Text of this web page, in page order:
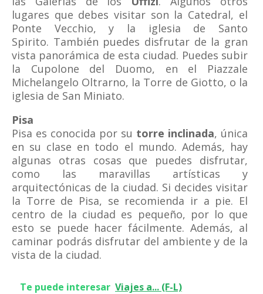
lugares que debes visitar son la Catedral, el
Ponte Vecchio, y la iglesia de Santo
Spirito. También puedes disfrutar de la gran
vista panorámica de esta ciudad. Puedes subir
la Cupolone del Duomo, en el Piazzale
Michelangelo Oltrarno, la Torre de Giotto, o la
iglesia de San Miniato.
Pisa
Pisa es conocida por su torre inclinada, única
en su clase en todo el mundo. Además, hay
algunas otras cosas que puedes disfrutar,
como las maravillas artísticas y
arquitectónicas de la ciudad. Si decides visitar
la Torre de Pisa, se recomienda ir a pie. El
centro de la ciudad es pequeño, por lo que
esto se puede hacer fácilmente. Además, al
caminar podrás disfrutar del ambiente y de la
vista de la ciudad.
Te puede interesar Viajes a... (F-L)